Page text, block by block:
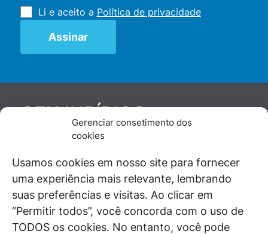
Gerenciar consetimento dos
cookies
Usamos cookies em nosso site para fornecer
uma experiência mais relevante, lembrando
suas preferências e visitas. Ao clicar em
“Permitir todos”, você concorda com o uso de
TODOS os cookies. No entanto, você pode
Li e aceito a Política de privacidade
GENJURÍDICO
De maneira independente, os autores e
juristas e doutrinadores nacionais, se posicionam
diante de questões relevantes do cotidiano e
universo jurídico.